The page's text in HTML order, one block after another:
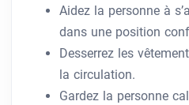
Aidez la personne à
dans une position
Desserrez les
la circulation.
Gardez la personne